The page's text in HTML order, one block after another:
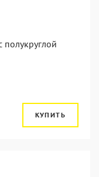
КУПИТЬ